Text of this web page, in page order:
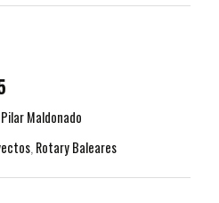
Pilar Maldonado
, Rotary Baleares